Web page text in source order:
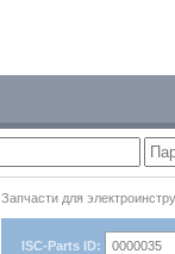
Запчасти для
ISC-Parts ID: